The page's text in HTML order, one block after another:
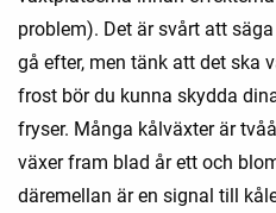
problem). Det är svårt att
gå efter, men tänk att det ska
frost bör du kunna skydda
fryser. Många kålväxter är
växer fram blad år ett och
däremellan är en signal till